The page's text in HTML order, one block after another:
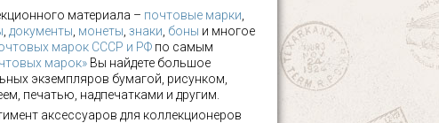
материала – почтовые марки
документы монеты знаки боны и многое
марок СССР и РФ по самым
марок» Вы найдете большое
экземпляров бумагой, рисунком,
печатью, надпечатками и другим.
аксессуаров для коллекционеров